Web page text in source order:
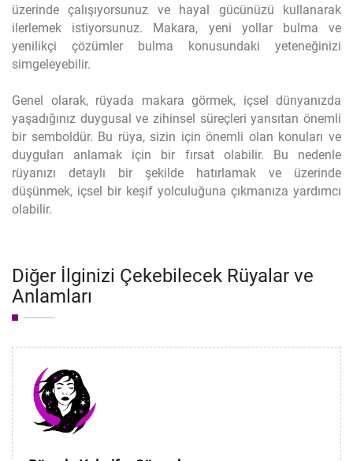
üzerinde çalışıyorsunuz ve hayal gücünüzü kullanarak
ilerlemek istiyorsunuz. Makara, yeni yollar bulma ve
yenilikçi çözümler bulma konusundaki yeteneğinizi
simgeleyebilir.
Genel olarak, rüyada makara görmek, içsel dünyanızda
yaşadığınız duygusal ve zihinsel süreçleri yansıtan önemli
bir semboldür. Bu rüya, sizin için önemli olan konuları ve
duyguları anlamak için bir fırsat olabilir. Bu nedenle
rüyanızı detaylı bir şekilde hatırlamak ve üzerinde
düşünmek, içsel bir keşif yolculuğuna çıkmanıza yardımcı
olabilir.
Diğer İlginizi Çekebilecek Rüyalar ve
Anlamları